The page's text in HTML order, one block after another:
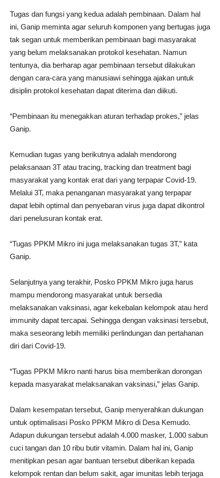
Tugas dan fungsi yang kedua adalah pembinaan. Dalam hal
ini, Ganip meminta agar seluruh komponen yang bertugas juga
tak segan untuk memberikan pembinaan bagi masyarakat
yang belum melaksanakan protokol kesehatan. Namun
tentunya, dia berharap agar pembinaan tersebut dilakukan
dengan cara-cara yang manusiawi sehingga ajakan untuk
disiplin protokol kesehatan dapat diterima dan diikuti.
“Pembinaan itu menegakkan aturan terhadap prokes,” jelas
Ganip.
Kemudian tugas yang berikutnya adalah mendorong
pelaksanaan 3T atau tracing, tracking dan treatment bagi
masyarakat yang kontak erat dari yang terpapar Covid-19.
Melalui 3T, maka penanganan masyarakat yang terpapar
dapat lebih optimal dan penyebaran virus juga dapat dikontrol
dari penelusuran kontak erat.
“Tugas PPKM Mikro ini juga melaksanakan tugas 3T,” kata
Ganip.
Selanjutnya yang terakhir, Posko PPKM Mikro juga harus
mampu mendorong masyarakat untuk bersedia
melaksanakan vaksinasi, agar kekebalan kelompok atau herd
immunity dapat tercapai. Sehingga dengan vaksinasi tersebut,
maka seseorang lebih memiliki perlindungan dan pertahanan
diri dari Covid-19.
“Tugas PPKM Mikro nanti harus bisa memberikan dorongan
kepada masyarakat melaksanakan vaksinasi,” jelas Ganip.
Dalam kesempatan tersebut, Ganip menyerahkan dukungan
untuk optimalisasi Posko PPKM Mikro di Desa Kemudo.
Adapun dukungan tersebut adalah 4.000 masker, 1.000 sabun
cuci tangan dan 10 ribu butir vitamin. Dalam hal ini, Ganip
menitipkan pesan agar bantuan tersebut diberikan kepada
kelompok rentan dan belum sakit, agar imunitas lebih terjaga